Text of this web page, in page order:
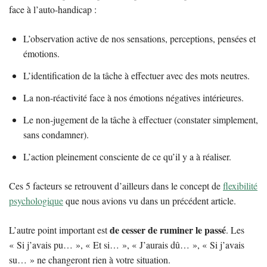
face à l’auto-handicap :
L’observation active de nos sensations, perceptions, pensées et
émotions.
L’identification de la tâche à effectuer avec des mots neutres.
La non-réactivité face à nos émotions négatives intérieures.
Le non-jugement de la tâche à effectuer (constater simplement,
sans condamner).
L’action pleinement consciente de ce qu’il y a à réaliser.
Ces 5 facteurs se retrouvent d’ailleurs dans le concept deflexibilité
psychologiqueque nous avions vu dans un précédent article.
L’autre point important estde cesser de ruminer le passé. Les
« Si j’avais pu… », « Et si… », « J’aurais dû… », « Si j’avais
su… » ne changeront rien à votre situation.